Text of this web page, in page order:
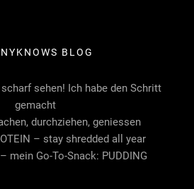
BLOG
sehen! Ich habe den Schritt
gemacht
durchziehen, geniessen
– stay shredded all year
mein Go-To-Snack: PUDDING